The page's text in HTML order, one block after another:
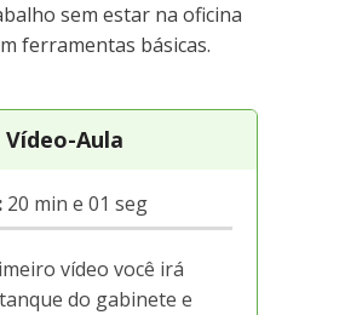
sem estar na oficina
ferramentas básicas.
Vídeo-Aula
20 min e 01 seg
vídeo você irá
do gabinete e